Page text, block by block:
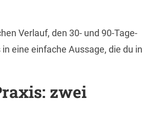
Verlauf, den 30- und 90-Tage-
eine einfache Aussage, die du in
zwei